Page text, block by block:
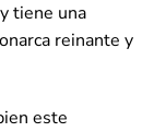
tiene una
reinante y
este